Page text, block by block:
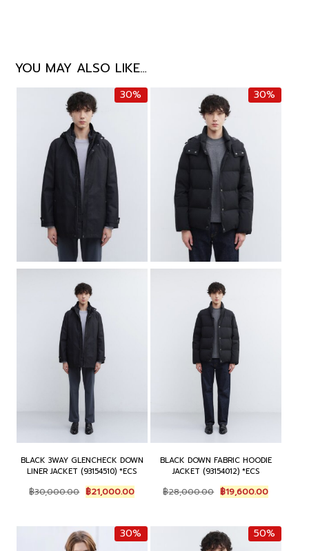
YOU MAY ALSO LIKE…
30%
BLACK 3WAY GLENCHECK DOWN
LINER JACKET (93154510) *ECS
฿30,000.00 Original
price
฿30,000.00.
฿21,000.00Current
price
฿21,000.00.
30%
BLACK DOWN FABRIC HOODIE
JACKET (93154012) *ECS
฿28,000.00 Original
price
฿28,000.00.
฿19,600.00Current
price
฿
30% 50%